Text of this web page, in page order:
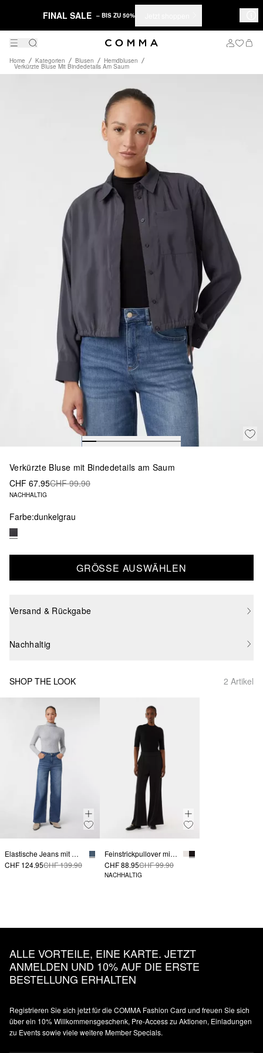
FINAL SALE – BIS ZU 50%
Home Kategorien Blusen Hemdblusen
Verkürzte Bluse Mit Bindedetails Am Saum
Verkürzte Bluse mit Bindedetails am Saum
CHF 67.95CHF 99.90
NACHHALTIG
Farbe:dunkelgrau
GRÖSSE AUSWÄHLEN
Versand & Rückgabe
Nachhaltig
SHOP THE LOOK 2 Artikel
Elastische Jeans mit Wide Leg
CHF 124.95CHF 139.90
Feinstrickpullover mit Stehkragen
CHF 88.95CHF 99.90
NACHHALTIG
ALLE VORTEILE, EINE KARTE. JETZT
ANMELDEN UND 10% AUF DIE ERSTE
BESTELLUNG ERHALTEN
Registrieren Sie sich jetzt für die COMMA Fashion Card und freuen Sie sich
über ein 10% Willkommensgeschenk, Pre-Access zu Aktionen, Einladungen
zu Events sowie viele weitere Member Specials.